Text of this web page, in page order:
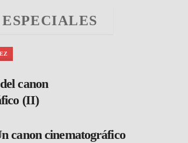
ESPECIALES
canon
(II)
canon cinematográfico